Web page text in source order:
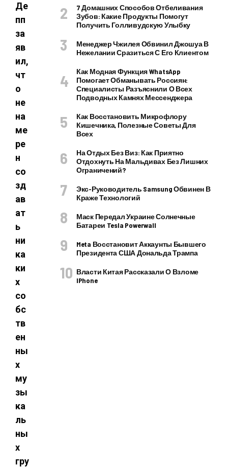
Де
пп
за
яв
ил,
чт
о
не
на
ме
ре
н
со
зд
ав
ат
ь
ни
ка
ки
х
со
бс
тв
ен
ны
х
му
зы
ка
ль
ны
х
гру
7 Домашних Способов Отбеливания
Зубов: Какие Продукты Помогут
Получить Голливудскую Улыбку
Менеджер Чжилея Обвинил Джошуа В
Нежелании Сразиться С Его Клиентом
Как Модная Функция WhatsApp
Помогает Обманывать Россиян:
Специалисты Разъяснили О Всех
Подводных Камнях Мессенджера
Как Восстановить Микрофлору
Кишечника, Полезные Советы Для
Всех
На Отдых Без Виз: Как Приятно
Отдохнуть На Мальдивах Без Лишних
Ограничений?
Экс-Руководитель Samsung Обвинен В
Краже Технологий
Маск Передал Украине Солнечные
Батареи Tesla Powerwall
Meta Восстановит Аккаунты Бывшего
Президента США Дональда Трампа
Власти Китая Рассказали О Взломе
IPhone